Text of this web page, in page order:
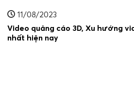
11/08/2023
Video quảng cáo 3D, Xu hướng
nhất hiện nay